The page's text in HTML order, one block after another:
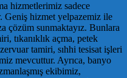
hizmetlerimiz sadece
Geniş hizmet yelpazemiz ile
çözüm sunmaktayız. Bunlara
tıkanıklık açma, petek
tamiri, sıhhi tesisat işleri
mevcuttur. Ayrıca, banyo
ekibimiz,